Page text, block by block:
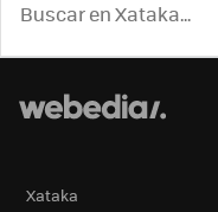
Xataka